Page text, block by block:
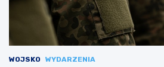
WOJSKO WYDARZENIA